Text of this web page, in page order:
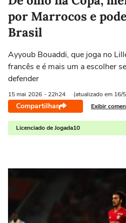
por Marrocos e
Brasil
Ayyoub Bouaddi, que joga no
francês e é mais um a escolher
defender
15 mai 2026 - 22h24 (atualizado em 16/
Compartilhar Exibir
Licenciado de Jogada10